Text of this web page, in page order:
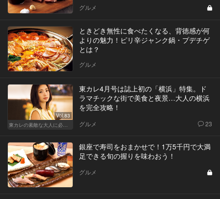
グルメ
ときどき無性に食べたくなる、背徳感が何
よりの魅力！ピリ辛ジャンク鍋・プデチゲ
とは？
グルメ
Vol.83
東カレの素敵な大人に必要なこと
東カレ4月号は誌上初の「横浜」特集。ド
ラマチックな街で美食と夜景…大人の横浜
を完全攻略！
グルメ 23
銀座で寿司をおまかせで！1万5千円で大満
足できる旬の握りを味わおう！
グルメ